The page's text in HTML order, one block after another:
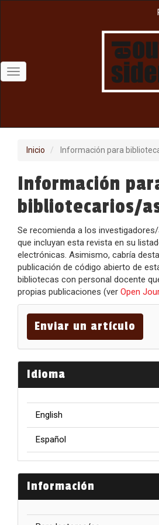
lateral
Toggle
navigation
Inicio Información para
Información
bibliotecarios/
Se recomienda a los
que incluyan esta revista en su
electrónicas. Asimismo, cabría
publicación de código abierto de
bibliotecas con personal docente
propias publicaciones (ver Open
Enviar
un
artículo
Enviar un artículo
Idioma
English
Español
Información